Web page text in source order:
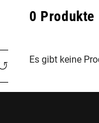
Eagle 70
0 Produkte
Es gibt keine